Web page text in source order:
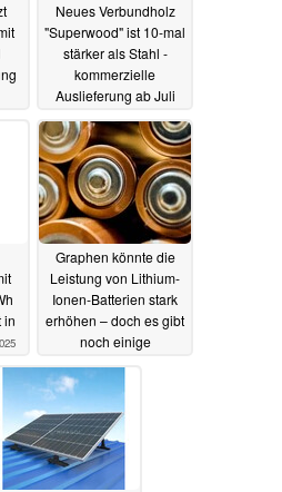
Neues Verbundholz
"Superwood" ist 10-mal
stärker als Stahl -
kommerzielle
Auslieferung ab Juli
18.05.2025
in
Graphen könnte die
Leistung von Lithium-
Ionen-Batterien stark
erhöhen – doch es gibt
noch einige
Hindernisse